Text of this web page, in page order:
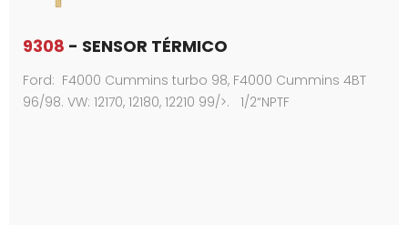
9308 - SENSOR TÉRMICO
Ford: F4000 Cummins turbo 98, F4000 Cummins 4BT
96/98. VW: 12170, 12180, 12210 99/>. 1/2“NPTF